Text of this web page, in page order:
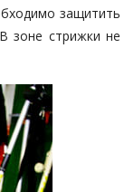
защитить
зоне стрижки не